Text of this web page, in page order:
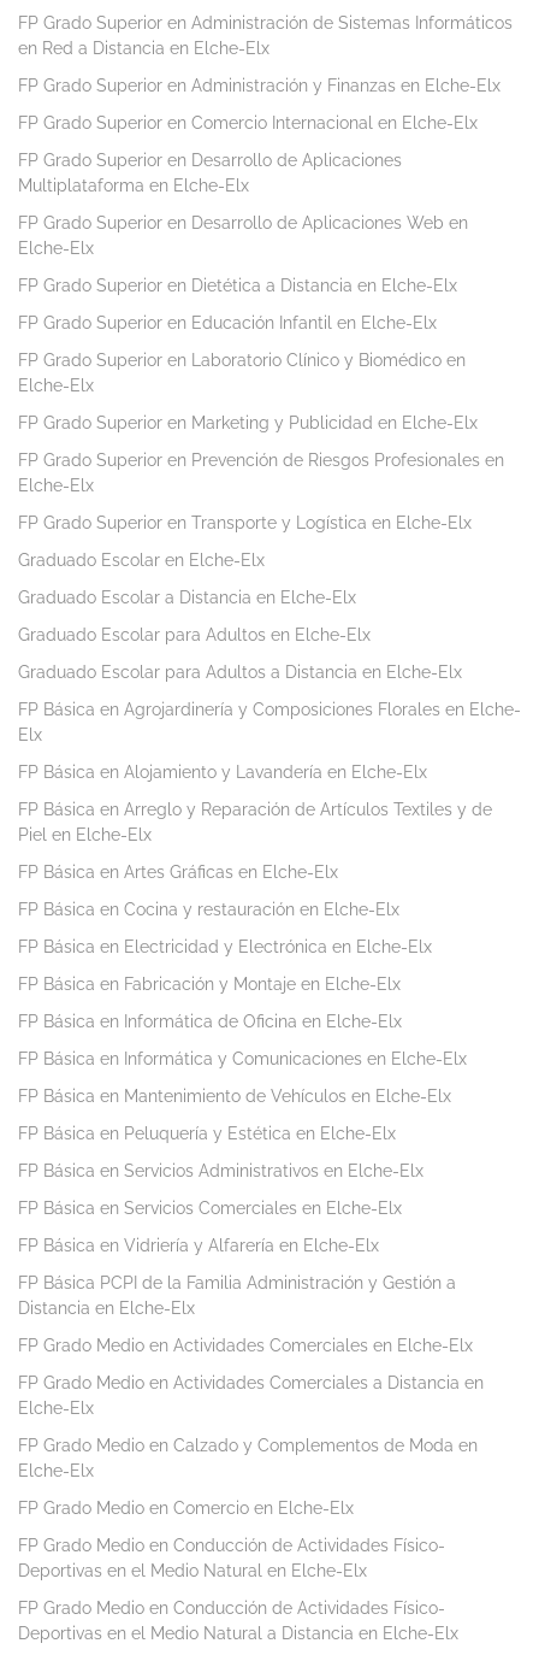
FP Grado Superior en Administración de Sistemas Informáticos
en Red a Distancia en Elche-Elx
FP Grado Superior en Administración y Finanzas en Elche-Elx
FP Grado Superior en Comercio Internacional en Elche-Elx
FP Grado Superior en Desarrollo de Aplicaciones
Multiplataforma en Elche-Elx
FP Grado Superior en Desarrollo de Aplicaciones Web en
Elche-Elx
FP Grado Superior en Dietética a Distancia en Elche-Elx
FP Grado Superior en Educación Infantil en Elche-Elx
FP Grado Superior en Laboratorio Clínico y Biomédico en
Elche-Elx
FP Grado Superior en Marketing y Publicidad en Elche-Elx
FP Grado Superior en Prevención de Riesgos Profesionales en
Elche-Elx
FP Grado Superior en Transporte y Logística en Elche-Elx
Graduado Escolar en Elche-Elx
Graduado Escolar a Distancia en Elche-Elx
Graduado Escolar para Adultos en Elche-Elx
Graduado Escolar para Adultos a Distancia en Elche-Elx
FP Básica en Agrojardinería y Composiciones Florales en Elche-
Elx
FP Básica en Alojamiento y Lavandería en Elche-Elx
FP Básica en Arreglo y Reparación de Artículos Textiles y de
Piel en Elche-Elx
FP Básica en Artes Gráficas en Elche-Elx
FP Básica en Cocina y restauración en Elche-Elx
FP Básica en Electricidad y Electrónica en Elche-Elx
FP Básica en Fabricación y Montaje en Elche-Elx
FP Básica en Informática de Oficina en Elche-Elx
FP Básica en Informática y Comunicaciones en Elche-Elx
FP Básica en Mantenimiento de Vehículos en Elche-Elx
FP Básica en Peluquería y Estética en Elche-Elx
FP Básica en Servicios Administrativos en Elche-Elx
FP Básica en Servicios Comerciales en Elche-Elx
FP Básica en Vidriería y Alfarería en Elche-Elx
FP Básica PCPI de la Familia Administración y Gestión a
Distancia en Elche-Elx
FP Grado Medio en Actividades Comerciales en Elche-Elx
FP Grado Medio en Actividades Comerciales a Distancia en
Elche-Elx
FP Grado Medio en Calzado y Complementos de Moda en
Elche-Elx
FP Grado Medio en Comercio en Elche-Elx
FP Grado Medio en Conducción de Actividades Físico-
Deportivas en el Medio Natural en Elche-Elx
FP Grado Medio en Conducción de Actividades Físico-
Deportivas en el Medio Natural a Distancia en Elche-Elx